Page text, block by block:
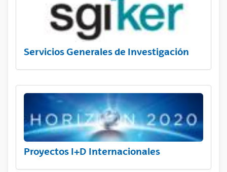
Servicios Generales de Investigación
Proyectos I+D Internacionales